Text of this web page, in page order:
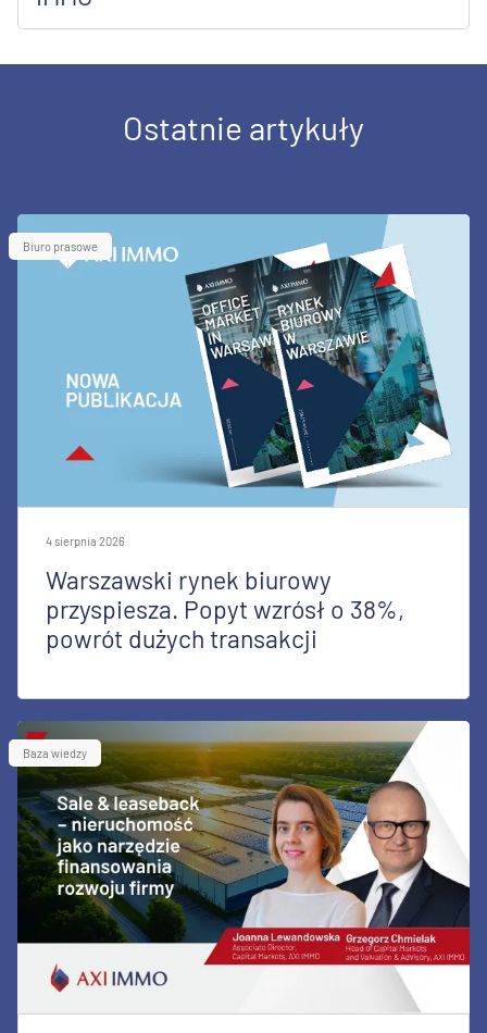
Ostatnie artykuły
Biuro prasowe
4 sierpnia 2026
Warszawski rynek biurowy
przyspiesza. Popyt wzrósł o 38%,
powrót dużych transakcji
Baza wiedzy